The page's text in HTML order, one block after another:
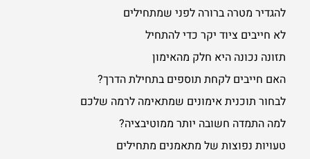
להגדיר מטרה ברורה לפני שמתחילים
לא חייבים ציוד יקר כדי להתחיל
תזונה נכונה היא חלק מהאימון
האם חייבים לקחת תוספים בתחילת הדרך?
לבחור תוכנית אימונים שמתאימה לרמה שלכם
למה התמדה חשובה יותר ממוטיבציה?
טעויות נפוצות של מתאמנים מתחילים